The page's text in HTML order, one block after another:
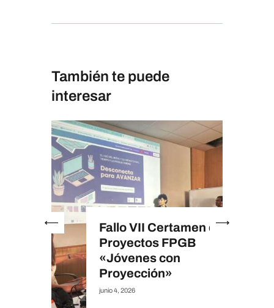
También te puede
interesar
Fallo VII Certamen de
Proyectos FPGB
«Jóvenes con
Proyección»
junio 4, 2026